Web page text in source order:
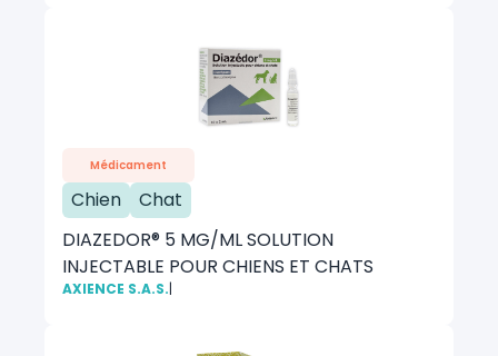
Médicament
Chien
Chat
DIAZEDOR® 5 MG/ML SOLUTION
INJECTABLE POUR CHIENS ET CHATS
AXIENCE S.A.S.|